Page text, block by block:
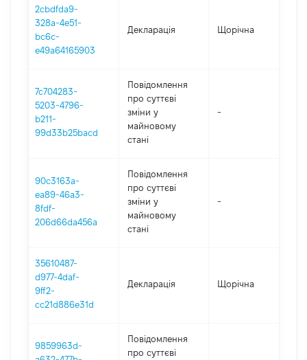
2cbdfda9-
328a-4e51-
bc6c-
e49a64165903
Декларація Щорічна
7c704283-
5203-4796-
b211-
99d33b25bacd
Повідомлення
про суттєві
зміни y
майновому
стані
-
90c3163a-
ea89-46a3-
8fdf-
206d66da456a
Повідомлення
про суттєві
зміни y
майновому
стані
-
35610487-
d977-4daf-
9ff2-
cc21d886e31d
Декларація Щорічна
9859963d-
Повідомлення
про суттєві